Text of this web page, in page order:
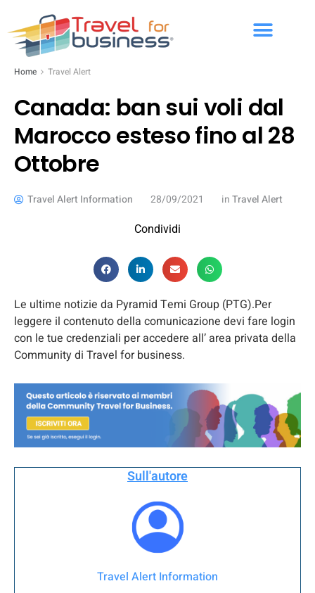
Home Travel Alert
Canada: ban sui voli dal
Marocco esteso fino al 28
Ottobre
Travel Alert Information 28/09/2021 inTravel Alert
Condividi
Le ultime notizie da Pyramid Temi Group (PTG).Per
leggere il contenuto della comunicazione devi fare login
con le tue credenziali per accedere all’ area privata della
Community di Travel for business.
Sull'autore
Travel Alert Information